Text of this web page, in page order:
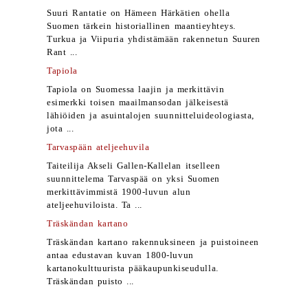
Suuri Rantatie on Hämeen Härkätien ohella
Suomen tärkein historiallinen maantieyhteys.
Turkua ja Viipuria yhdistämään rakennetun Suuren
Rant ...
Tapiola
Tapiola on Suomessa laajin ja merkittävin
esimerkki toisen maailmansodan jälkeisestä
lähiöiden ja asuintalojen suunnitteluideologiasta,
jota ...
Tarvaspään ateljeehuvila
Taiteilija Akseli Gallen-Kallelan itselleen
suunnittelema Tarvaspää on yksi Suomen
merkittävimmistä 1900-luvun alun
ateljeehuviloista. Ta ...
Träskändan kartano
Träskändan kartano rakennuksineen ja puistoineen
antaa edustavan kuvan 1800-luvun
kartanokulttuurista pääkaupunkiseudulla.
Träskändan puisto ...